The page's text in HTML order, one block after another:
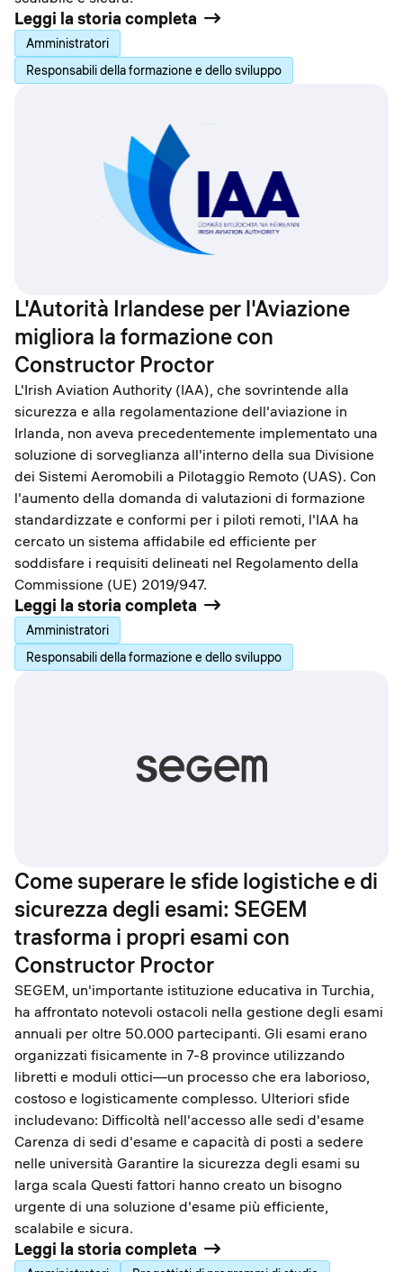
Leggi la storia completa
Amministratori
Responsabili della formazione e dello sviluppo
L'Autorità Irlandese per l'Aviazione
migliora la formazione con
Constructor Proctor
L'Irish Aviation Authority (IAA), che sovrintende alla
sicurezza e alla regolamentazione dell'aviazione in
Irlanda, non aveva precedentemente implementato una
soluzione di sorveglianza all'interno della sua Divisione
dei Sistemi Aeromobili a Pilotaggio Remoto (UAS). Con
l'aumento della domanda di valutazioni di formazione
standardizzate e conformi per i piloti remoti, l'IAA ha
cercato un sistema affidabile ed efficiente per
soddisfare i requisiti delineati nel Regolamento della
Commissione (UE) 2019/947.
Leggi la storia completa
Amministratori
Responsabili della formazione e dello sviluppo
Come superare le sfide logistiche e di
sicurezza degli esami: SEGEM
trasforma i propri esami con
Constructor Proctor
SEGEM, un'importante istituzione educativa in Turchia,
ha affrontato notevoli ostacoli nella gestione degli esami
annuali per oltre 50.000 partecipanti. Gli esami erano
organizzati fisicamente in 7-8 province utilizzando
libretti e moduli ottici—un processo che era laborioso,
costoso e logisticamente complesso. Ulteriori sfide
includevano: Difficoltà nell'accesso alle sedi d'esame
Carenza di sedi d'esame e capacità di posti a sedere
nelle università Garantire la sicurezza degli esami su
larga scala Questi fattori hanno creato un bisogno
urgente di una soluzione d'esame più efficiente,
scalabile e sicura.
Leggi la storia completa